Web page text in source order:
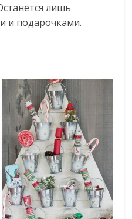
лишь
и подарочками.